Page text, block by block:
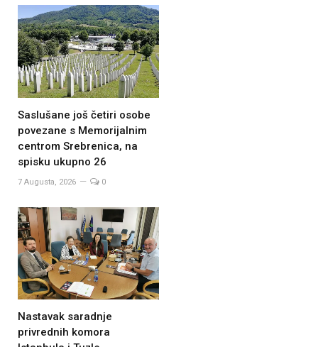
Saslušane još četiri osobe
povezane s Memorijalnim
centrom Srebrenica, na
spisku ukupno 26
7 Augusta, 2026 0
Nastavak saradnje
privrednih komora